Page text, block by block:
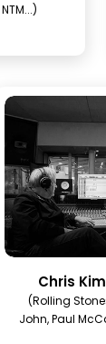
Chris
(Rolling
John, Paul